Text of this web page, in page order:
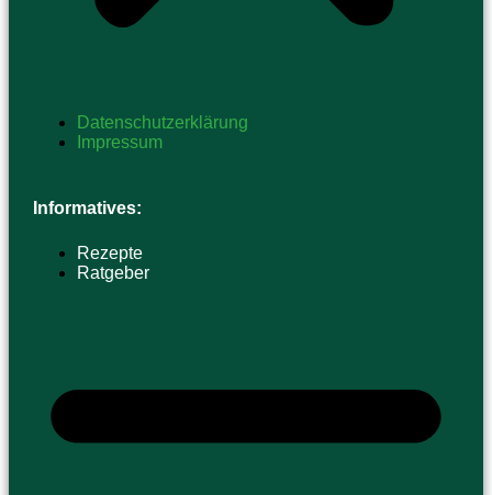
Datenschutzerklärung
Impressum
Informatives:
Rezepte
Ratgeber